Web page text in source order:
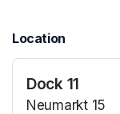
Location
Dock 11
Neumarkt 15